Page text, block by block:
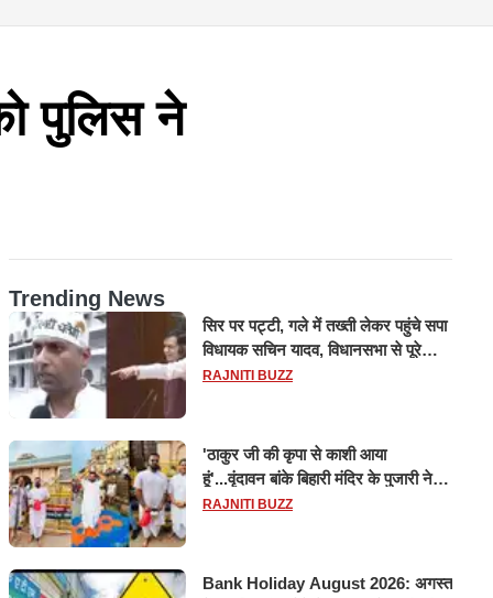
पुलिस ने
Trending News
सिर पर पट्टी, गले में तख्ती लेकर पहुंचे सपा
विधायक सचिन यादव, विधानसभा से पूरे
मानसून सत्र के लिए किया गया निलंबित
RAJNITI BUZZ
'ठाकुर जी की कृपा से काशी आया
हूं'...वृंदावन बांके बिहारी मंदिर के पुजारी ने
किया श्री काशी विश्वनाथ का जलाभिषेक
RAJNITI BUZZ
Bank Holiday August 2026: अगस्त